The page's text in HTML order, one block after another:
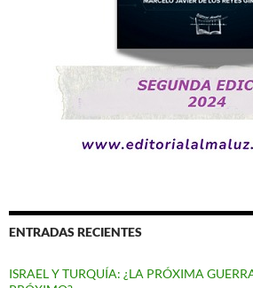
ENTRADAS RECIENTES
ISRAEL Y TURQUÍA: ¿LA PRÓXIMA